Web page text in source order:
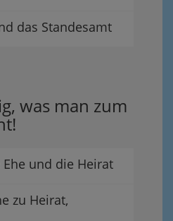
das Standesamt
was man zum
und die Heirat
zu Heirat,